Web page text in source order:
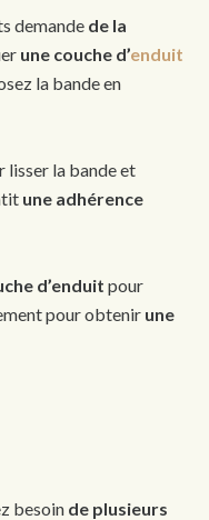
demande de la
une couche d’enduit
la bande en
lisser la bande et
une adhérence
d’enduit pour
pour obtenir une
besoin de plusieurs